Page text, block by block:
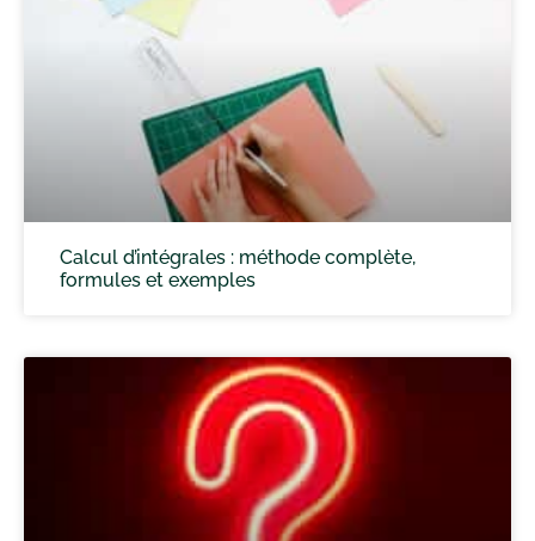
Calcul d’intégrales : méthode complète,
formules et exemples